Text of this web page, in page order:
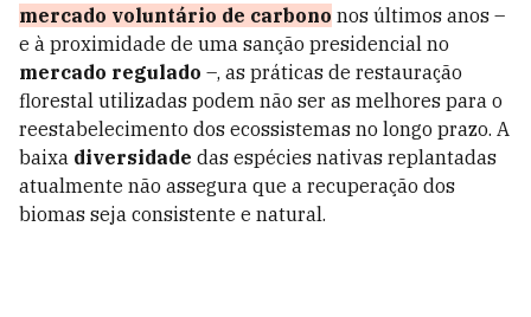
mercado voluntário de carbono nos últimos anos –
e à proximidade de uma sanção presidencial no
mercado regulado –, as práticas de restauração
florestal utilizadas podem não ser as melhores para o
reestabelecimento dos ecossistemas no longo prazo. A
baixa diversidade das espécies nativas replantadas
atualmente não assegura que a recuperação dos
biomas seja consistente e natural.